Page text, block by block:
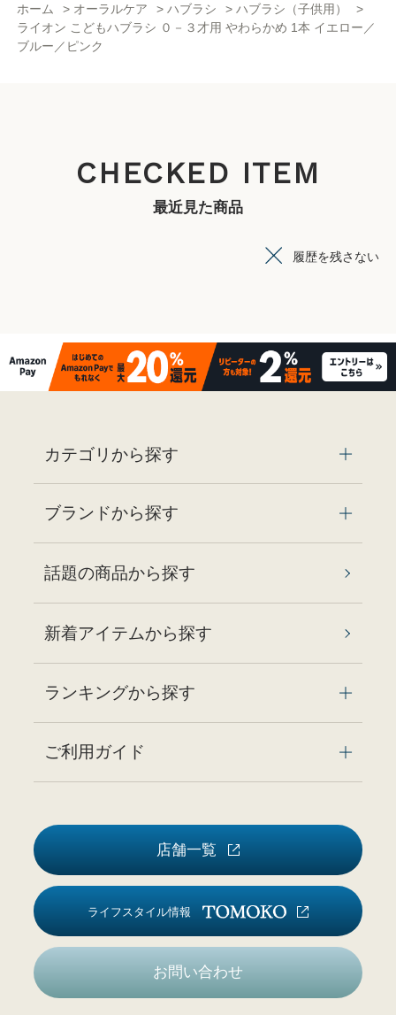
ホーム > オーラルケア >ハブラシ > ハブラシ（子供用）
>
ライオン こどもハブラシ ０－３才用 やわらかめ 1本 イエロー／
ブルー／ピンク
CHECKED ITEM
最近見た商品
履歴を残さない
カテゴリから探す
ブランドから探す
話題の商品から探す
新着アイテムから探す
ランキングから探す
ご利用ガイド
店舗一覧
ライフスタイル情報
お問い合わせ